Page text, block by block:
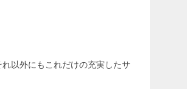
以外にもこれだけの充実したサ